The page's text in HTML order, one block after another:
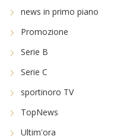
news in primo piano
Promozione
Serie B
Serie C
sportinoro TV
TopNews
Ultim'ora